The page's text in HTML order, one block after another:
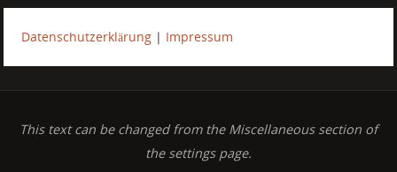
Datenschutzerklärung | Impressum
This text can be changed from the Miscellaneous section of
the settings page.